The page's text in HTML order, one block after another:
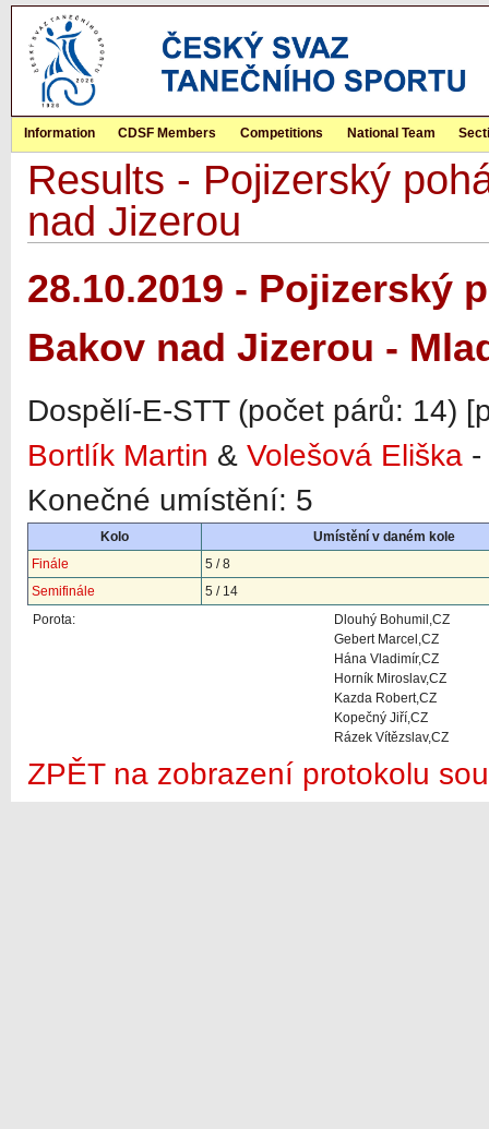
Information CDSF Members Competitions National Team
Results - Pojizerský
nad Jizerou
28.10.2019 - Pojizerský
Bakov nad Jizerou -
Dospělí-E-STT (počet párů: 14)
Bortlík Martin & Volešová Eliška -
Konečné umístění: 5
Kolo
Umístění v daném kole
Finále
5 / 8
Semifinále
5 / 14
Porota:
Dlouhý Bohumil,CZ
Gebert Marcel,CZ
Hána Vladimír,CZ
Horník Miroslav,CZ
Kazda Robert,CZ
Kopečný Jiří,CZ
Rázek Vítězslav,CZ
ZPĚT na zobrazení protokolu